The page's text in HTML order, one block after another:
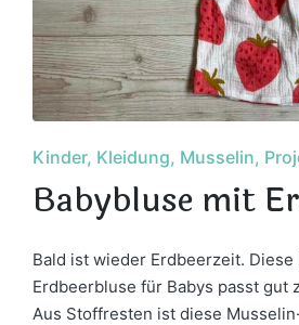
Posted
in
Kinder Kleidung Musselin
Babybluse mit
Bald ist wieder Erdbeerzeit. Diese
Erdbeerbluse für Babys passt gut
Aus Stoffresten ist diese